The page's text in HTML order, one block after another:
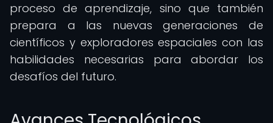
proceso de aprendizaje, sino que también
prepara a las nuevas generaciones de
científicos y exploradores espaciales con las
habilidades necesarias para abordar los
desafíos del futuro.